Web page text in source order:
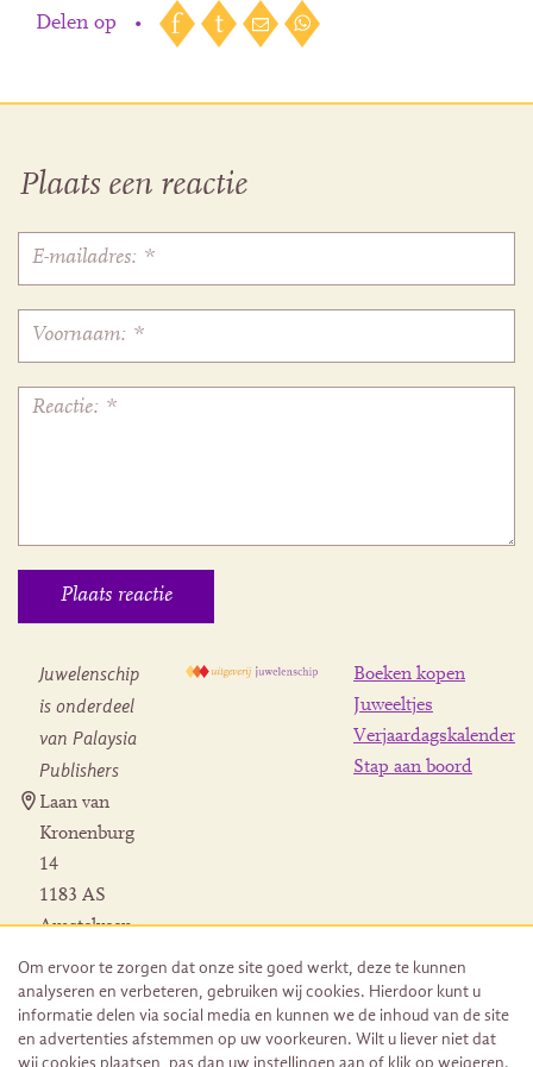
Delen op •
Plaats een reactie
Juwelenschip
is onderdeel
van Palaysia
Publishers
Laan van
Kronenburg
14
1183 AS
Amstelveen
Herroeping
bestelling
Boeken kopen
Juweeltjes
Verjaardagskalender
Stap aan boord
Om ervoor te zorgen dat onze site goed werkt, deze te kunnen
analyseren en verbeteren, gebruiken wij cookies. Hierdoor kunt u
informatie delen via social media en kunnen we de inhoud van de site
en advertenties afstemmen op uw voorkeuren. Wilt u liever niet dat
wij cookies plaatsen, pas dan uw instellingen aan of klik op weigeren.